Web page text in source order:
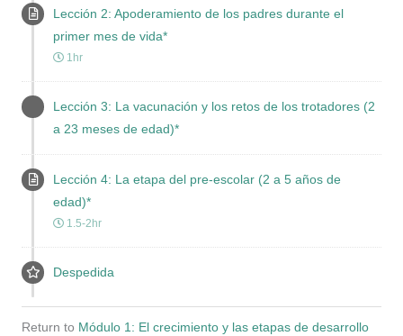
Lección 2: Apoderamiento de los padres durante el
primer mes de vida*
1hr
Lección 3: La vacunación y los retos de los trotadores (2
a 23 meses de edad)*
Lección 4: La etapa del pre-escolar (2 a 5 años de
edad)*
1.5-2hr
Despedida
Return to Módulo 1: El crecimiento y las etapas de desarrollo